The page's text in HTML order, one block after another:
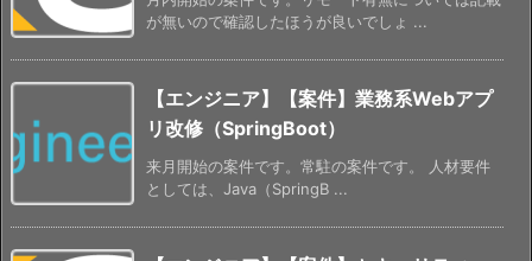
が無いので確認したほうが良いでしょ ...
【エンジニア】【案件】業務系Webアプ
リ改修（SpringBoot）
来月開始の案件です。常駐の案件です。 人材要件
としては、Java（SpringB ...